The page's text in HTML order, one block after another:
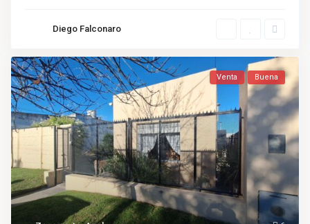
Diego Falconaro
Venta Buena